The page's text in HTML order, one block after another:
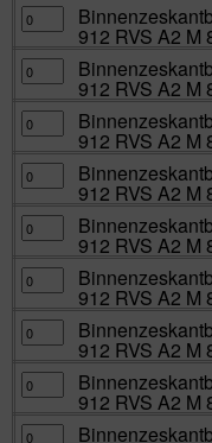
100
aantal
X
10
|
200
aantal
RVS
A2
M
X
12
|
200
aantal
Binnenzeskantbout
cilinderkop
DIN
RVS
A2
M
X
16
|
200
aantal
912 RVS A2 M
Binnenzeskantbout
cilinderkop
DIN
RVS
A2
M
X
20
|
200
aantal
912 RVS A2 M
Binnenzeskantbout
cilinderkop
DIN
RVS
A2
M
X
25
|
100
aantal
912 RVS A2 M
Binnenzeskantbout
cilinderkop
DIN
RVS
A2
M
X
30
|
100
aantal
912 RVS A2 M
Binnenzeskantbout
cilinderkop
DIN
RVS
A2
M
X
35
|
100
aantal
912 RVS A2 M
Binnenzeskantbout
cilinderkop
DIN
RVS
A2
M
X
40
|
100
912 RVS A2 M
Binnenzeskantbout
cilinderkop
DIN
RVS
A2
M
X
912 RVS A2 M
Binnenzeskantbout
cilinderkop
DIN
RVS
912 RVS A2 M
Binnenzeskantbout